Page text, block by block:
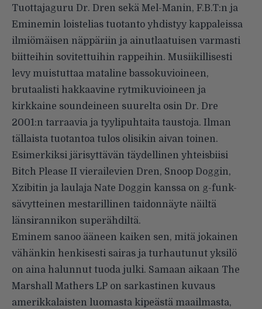
Tuottajaguru Dr. Dren sekä Mel-Manin, F.B.T:n ja
Eminemin loistelias tuotanto yhdistyy kappaleissa
ilmiömäisen näppäriin ja ainutlaatuisen varmasti
biitteihin sovitettuihin rappeihin. Musiikillisesti
levy muistuttaa mataline bassokuvioineen,
brutaalisti hakkaavine rytmikuvioineen ja
kirkkaine soundeineen suurelta osin Dr. Dre
2001:n tarraavia ja tyylipuhtaita taustoja. Ilman
tällaista tuotantoa tulos olisikin aivan toinen.
Esimerkiksi järisyttävän täydellinen yhteisbiisi
Bitch Please II vierailevien Dren, Snoop Doggin,
Xzibitin ja laulaja Nate Doggin kanssa on g-funk-
sävytteinen mestarillinen taidonnäyte näiltä
länsirannikon superähdiltä.
Eminem sanoo ääneen kaiken sen, mitä jokainen
vähänkin henkisesti sairas ja turhautunut yksilö
on aina halunnut tuoda julki. Samaan aikaan The
Marshall Mathers LP on sarkastinen kuvaus
amerikkalaisten luomasta kipeästä maailmasta,